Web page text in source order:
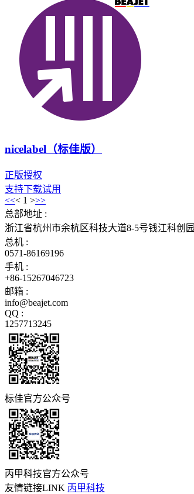
nicelabel（标佳版）
正版授权
支持下载试用
<<< 1 >>>
总部地址 :
浙江省杭州市余杭区科技大道8-5号钱江科创
总机 :
0571-86169196
手机 :
+86-15267046723
邮箱 :
info@beajet.com
QQ :
1257713245
标佳官方公众号
丙甲科技官方公众号
友情链接LINK 丙甲科技